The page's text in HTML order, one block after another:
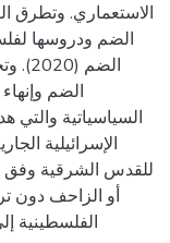
الاستعماري. وتطرق
الضم ودروسها
الضم وإنهاء
السياسياتية
للقدس الشرقية وفق
أو الزاحف دون
الفلسطينية